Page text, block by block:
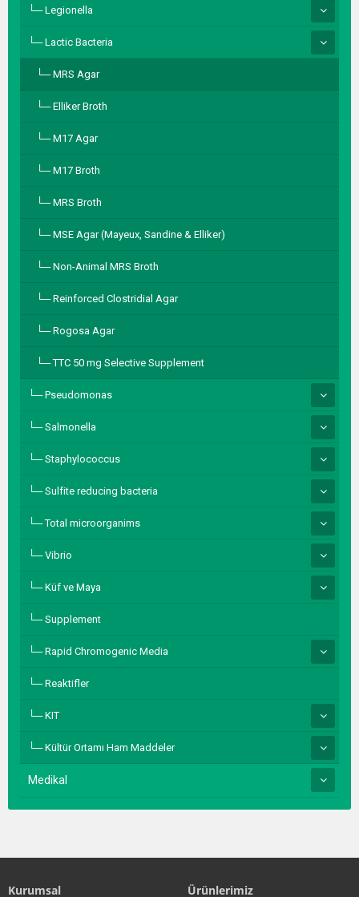
Legionella
Lactic Bacteria
MRS Agar
Elliker Broth
M17 Agar
M17 Broth
MRS Broth
MSE Agar (Mayeux, Sandine & Elliker)
Non-Animal MRS Broth
Reinforced Clostridial Agar
Rogosa Agar
TTC 50 mg Selective Supplement
Pseudomonas
Salmonella
Staphylococcus
Sulfite reducing bacteria
Total microorganims
Vibrio
Küf ve Maya
Supplement
Rapid Chromogenic Media
Reaktifler
KIT
Kültür Ortamı Ham Maddeler
Medikal
Kurumsal Ürünlerimiz